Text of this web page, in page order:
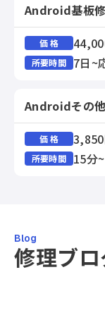
Android基板
価 格
所要時間 7日~
Androidその
価 格
所要時間 15分~
Blog
修理ブ